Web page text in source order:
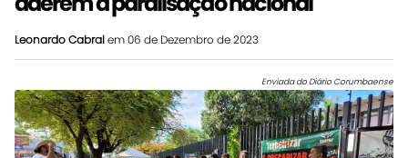
Leonardo Cabralem 06 de Dezembro de 2023
Enviada do Diário Corumbaense